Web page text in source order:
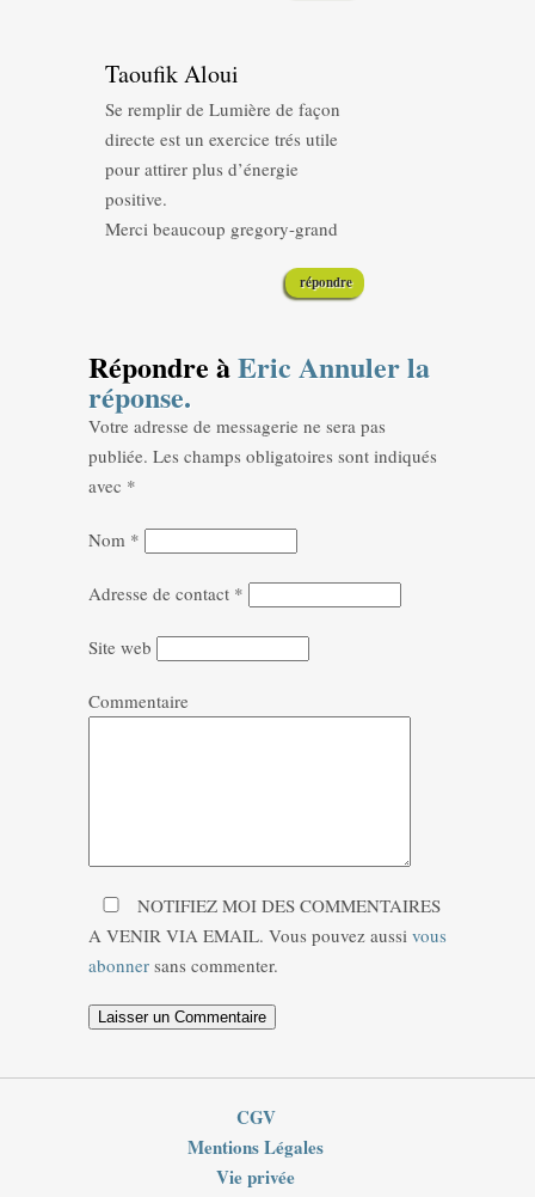
Taoufik Aloui
Se remplir de Lumière de façon
directe est un exercice trés utile
pour attirer plus d’énergie
positive.
Merci beaucoup gregory-grand
répondre
Répondre àEricAnnuler la
réponse.
Votre adresse de messagerie ne sera pas
publiée. Les champs obligatoires sont indiqués
avec *
Nom *
Adresse de contact *
Site web
Commentaire
NOTIFIEZ MOI DES COMMENTAIRES
A VENIR VIA EMAIL. Vous pouvez aussi vous
abonner sans commenter.
CGV
Mentions Légales
Vie privée